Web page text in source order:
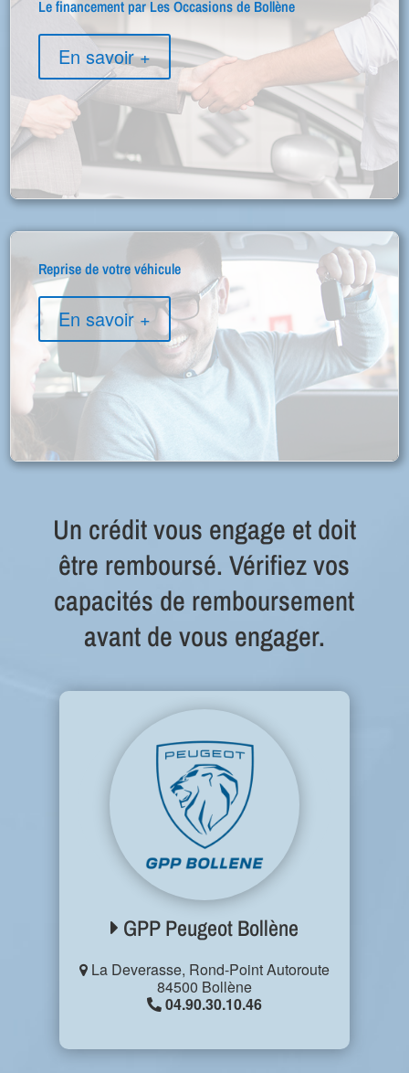
Le financement par Les Occasions de Bollène
En savoir +
Reprise de votre véhicule
En savoir +
Un crédit vous engage et doit
être remboursé. Vérifiez vos
capacités de remboursement
avant de vous engager.
GPP Peugeot Bollène
La Deverasse, Rond-Point Autoroute
84500 Bollène
04.90.30.10.46